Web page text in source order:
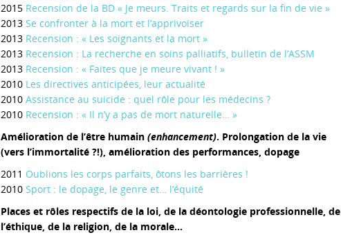
2015 Recension de la BD « Je meurs. Traits et regards sur la fin de vie »
2013 Se confronter à la mort et l’apprivoiser
2013 Recension : « Les soignants et la mort »
2013 Recension : La recherche en soins palliatifs, bulletin de l’ASSM
2013 Recension : « Faites que je meure vivant ! »
2010 Les directives anticipées, leur actualité
2010 Assistance au suicide : quel rôle pour les médecins ?
2010 Recension : « Il n’y a pas de mort naturelle… »
Amélioration de l’être humain (enhancement). Prolongation de la vie
(vers l’immortalité ?!), amélioration des performances, dopage
2011 Oublions les corps parfaits, ôtons les barrières !
2010 Sport : le dopage, le genre et… l’équité
Places et rôles respectifs de la loi, de la déontologie professionnelle, de
l’éthique, de la religion, de la morale…